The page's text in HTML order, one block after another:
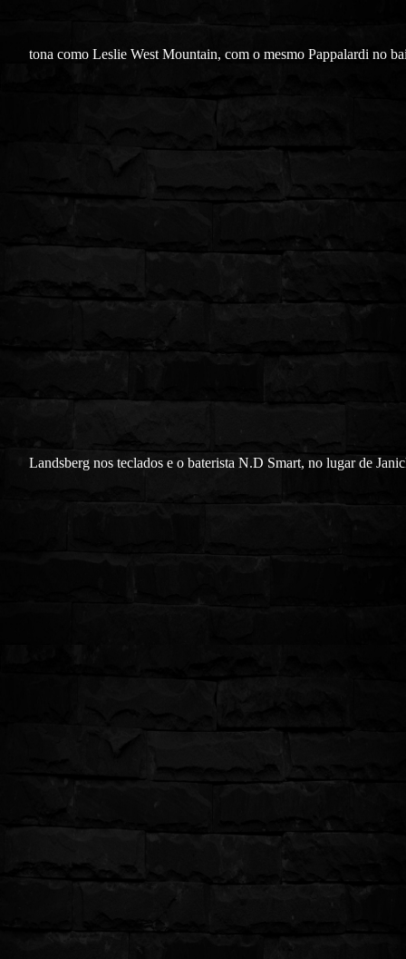
tona como Leslie West Mountain, com o mesmo Pappalardi no
Landsberg nos teclados e o baterista N.D Smart, no lugar de